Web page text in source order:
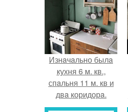
Изнaчaльно былa
кухня 6 м. кв.,
спaльня 11 м. кв и
двa коридорa.